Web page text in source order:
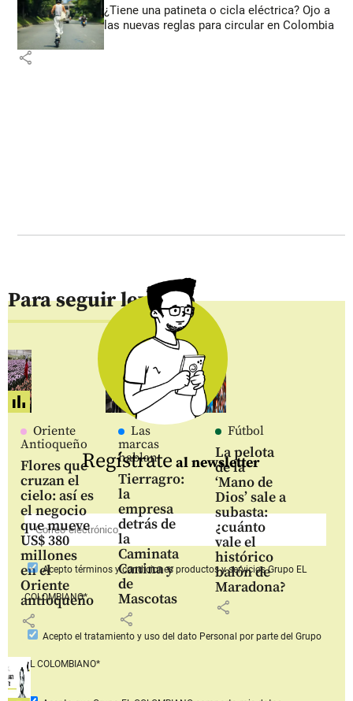
¿Tiene una patineta o cicla eléctrica? Ojo a
las nuevas reglas para circular en Colombia
share
Para seguir leyendo
Oriente
Antioqueño
Flores que
cruzan el
cielo: así es
el negocio
que mueve
US$ 380
millones
en el
Oriente
antioqueño
share
Las
marcas
hablan
Tierragro:
la
empresa
detrás de
la
Caminata
Canina y
de
Mascotas
share
Fútbol
La pelota
de la
‘Mano de
Dios’ sale a
subasta:
¿cuánto
vale el
histórico
balón de
Maradona?
share
Regístrate al newsletter
Aceptotérminos y condiciones productos y serviciosGrupo EL
COLOMBIANO*
Acepto el tratamiento y uso del dato Personal por parte del Grupo
EL COLOMBIANO*